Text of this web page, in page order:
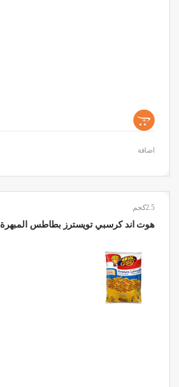
+
اضافة
2.5كجم
هوت اند كرسبي تويسترز بطاطس المبهرة 2.5كجم